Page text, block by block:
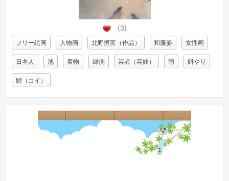
(3)
フリー絵画 人物画 北野恒富（作品） 和服姿 女性画
日本人 池 着物 縁側 芸者（芸妓） 雨 餌やり
鯉（コイ）